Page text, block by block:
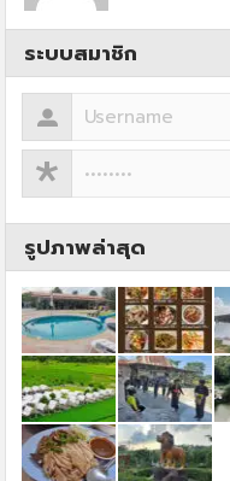
ระบบสมาชิก
รูปภาพล่าสุด